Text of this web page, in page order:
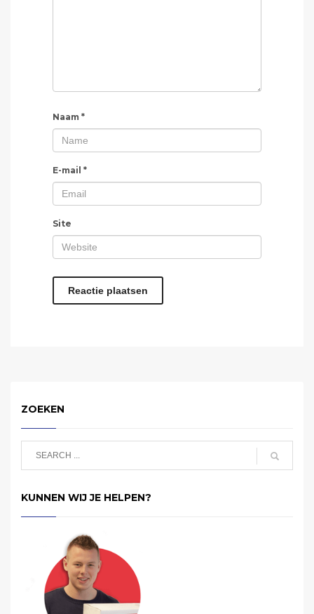
Naam *
E-mail *
Site
ZOEKEN
KUNNEN WIJ JE HELPEN?